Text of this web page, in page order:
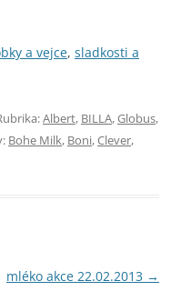
a vejce, sladkosti a
Albert, BILLA,Globus,
Bohe Milk, Boni,Clever,
mléko akce 22.02.2013 →